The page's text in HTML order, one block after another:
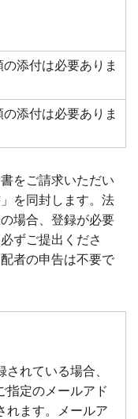
添付は必要ありま
添付は必要ありま
をご請求いただい
を同封します。法
場合、登録が必要
ずご提出くださ
者の申告は不要で
れている場合、
指定のメールアド
れます。メールア